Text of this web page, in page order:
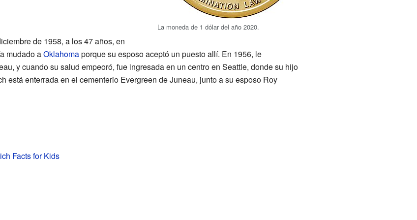
La moneda de 1 dólar del año 2020.
de 1958, a los 47 años, en
mudado aOklahomaporque su esposo aceptó un puesto allí. En 1956, le
y cuando su salud empeoró, fue ingresada en un centro en Seattle, donde su hijo
está enterrada en el cementerio Evergreen de Juneau, junto a su esposo Roy
Facts for Kids